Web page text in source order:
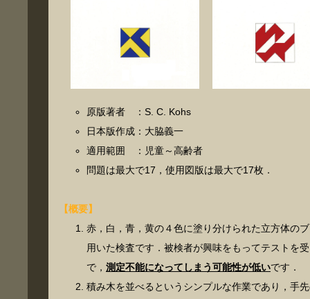
原版著者 ：S. C. Kohs
日本版作成：大脇義一
適用範囲 ：児童～高齢者
問題は最大で17，使用図版は最大で17枚．
【概要】
赤，白，青，黄の４色に塗り分けられた立方体の
用いた検査です．被検者が興味をもってテストを
で， 測定不能になってしまう可能性が低いです．
積み木を並べるというシンプルな作業であり，手